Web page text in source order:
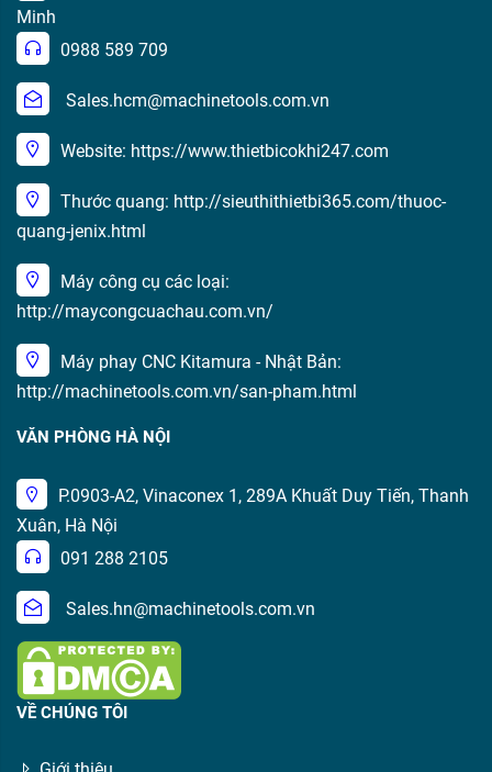
Minh
0988 589 709
Sales.hcm@machinetools.com.vn
Website: https://www.thietbicokhi247.com
Thước quang: http://sieuthithietbi365.com/thuoc-
quang-jenix.html
Máy công cụ các loại:
http://maycongcuachau.com.vn/
Máy phay CNC Kitamura - Nhật Bản:
http://machinetools.com.vn/san-pham.html
VĂN PHÒNG HÀ NỘI
P.0903-A2, Vinaconex 1, 289A Khuất Duy Tiến, Thanh
Xuân, Hà Nội
091 288 2105
Sales.hn@machinetools.com.vn
VỀ CHÚNG TÔI